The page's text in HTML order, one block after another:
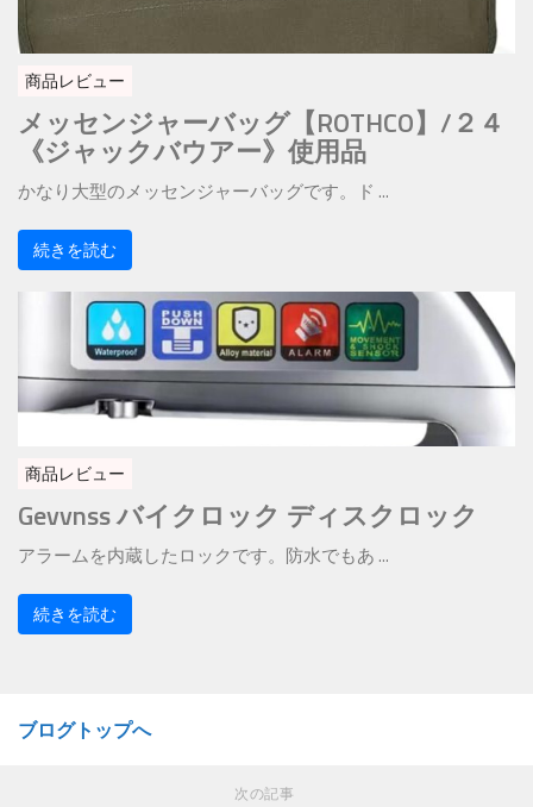
商品レビュー
メッセンジャーバッグ【ROTHCO】/２４
《ジャックバウアー》使用品
かなり大型のメッセンジャーバッグです。ド ...
続きを読む
商品レビュー
Gevvnss バイクロック ディスクロック
アラームを内蔵したロックです。防水でもあ ...
続きを読む
ブログトップへ
次の記事